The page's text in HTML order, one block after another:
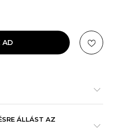
AD
ÁLLÁST AZ